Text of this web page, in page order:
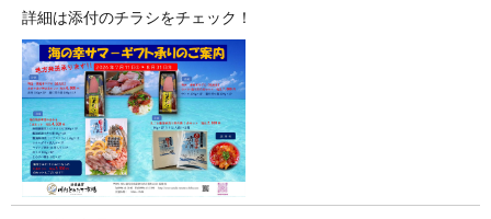
詳細は添付のチラシをチェック！